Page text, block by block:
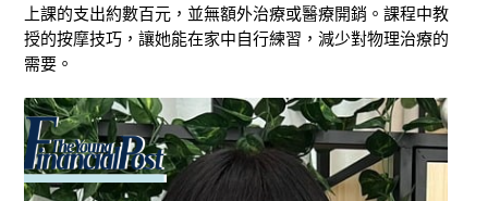
上課的支出約數百元，並無額外治療或醫療開銷。課程中教
授的按摩技巧，讓她能在家中自行練習，減少對物理治療的
需要。